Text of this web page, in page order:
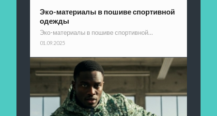
Эко-материалы в пошиве спортивной
одежды
Эко-материалы в пошиве спортивной…
01.09.2025